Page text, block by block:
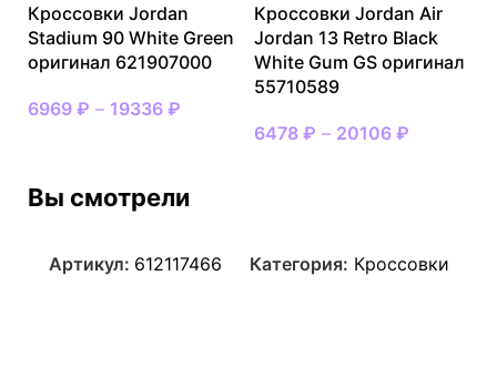
Кроссовки Jordan
Stadium 90 White Green
оригинал 621907000
6969 ₽ – 19336 ₽
Кроссовки Jordan Air
Jordan 13 Retro Black
White Gum GS оригинал
55710589
6478 ₽ – 20106 ₽
Вы смотрели
Артикул: 612117466 Категория: Кроссовки